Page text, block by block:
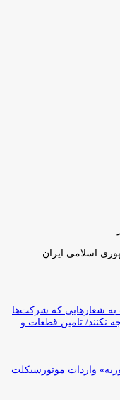
اسلامی ایران
شعارهایی که شرکت‌ها
نکنند/ تامین قطعات و
واردات موتورسیکلت